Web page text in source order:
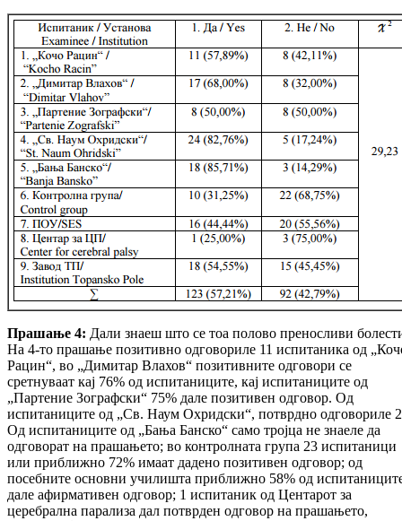
Прашање 4: Дали знаеш што се тоа полово преносливи
На 4-то прашање позитивно одговориле 11 испитаника од
Рацин“, во „Димитар Влахов“ позитивните одговори се
сретнуваат кај 76% од испитаниците, кај испитаниците од
„Партение Зографски“ 75% дале позитивен одговор. Од
испитаниците од „Св. Наум Охридски“, потврдно одговориле
Од испитаниците од „Бања Банско“ само тројца не знаеле да
одговорат на прашањето; во контролната група 23 испитаници
или приближно 72% имаат дадено позитивен одговор; од
посебните основни училишта приближно 58% од
дале афирмативен одговор; 1 испитаник од Центарот за
церебрална парализа дал потврден одговор на прашањето,